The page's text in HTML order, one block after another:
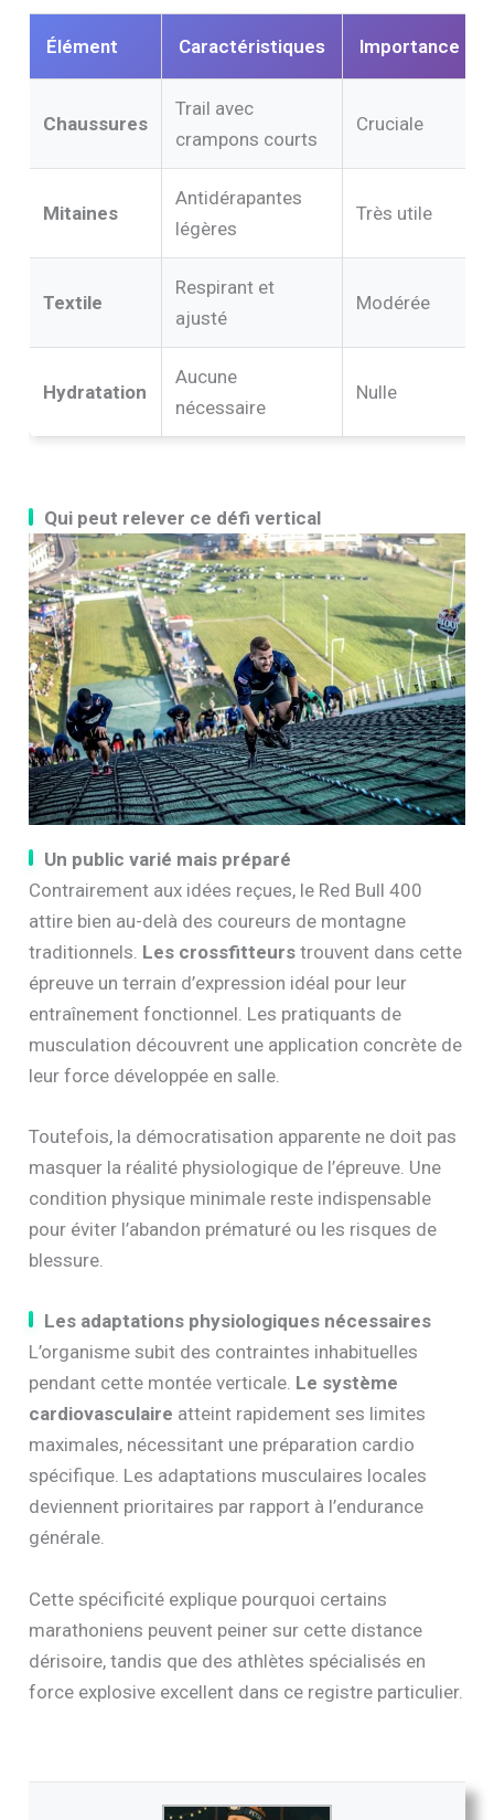
Élément Caractéristiques Importance
Chaussures
Trail avec
crampons courts
Cruciale
Mitaines
Antidérapantes
légères
Très utile
Textile
Respirant et
ajusté
Modérée
Hydratation
Aucune
nécessaire
Nulle
Qui peut relever ce défi vertical
Un public varié mais préparé
Contrairement aux idées reçues, le Red Bull 400
attire bien au-delà des coureurs de montagne
traditionnels. Les crossfitteurs trouvent dans cette
épreuve un terrain d’expression idéal pour leur
entraînement fonctionnel. Les pratiquants de
musculation découvrent une application concrète de
leur force développée en salle.
Toutefois, la démocratisation apparente ne doit pas
masquer la réalité physiologique de l’épreuve. Une
condition physique minimale reste indispensable
pour éviter l’abandon prématuré ou les risques de
blessure.
Les adaptations physiologiques nécessaires
L’organisme subit des contraintes inhabituelles
pendant cette montée verticale. Le système
cardiovasculaire atteint rapidement ses limites
maximales, nécessitant une préparation cardio
spécifique. Les adaptations musculaires locales
deviennent prioritaires par rapport à l’endurance
générale.
Cette spécificité explique pourquoi certains
marathoniens peuvent peiner sur cette distance
dérisoire, tandis que des athlètes spécialisés en
force explosive excellent dans ce registre particulier.